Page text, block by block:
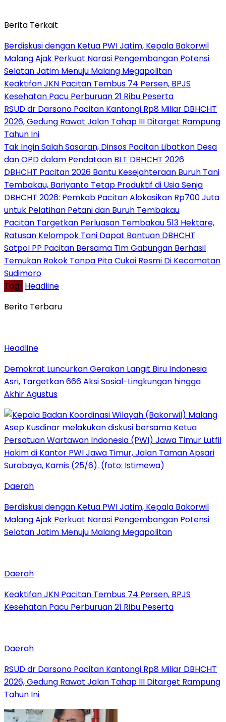
Berita Terkait
Berdiskusi dengan Ketua PWI Jatim, Kepala Bakorwil
Malang Ajak Perkuat Narasi Pengembangan Potensi
Selatan Jatim Menuju Malang Megapolitan
Keaktifan JKN Pacitan Tembus 74 Persen, BPJS
Kesehatan Pacu Perburuan 21 Ribu Peserta
RSUD dr Darsono Pacitan Kantongi Rp8 Miliar DBHCHT
2026, Gedung Rawat Jalan Tahap III Ditarget Rampung
Tahun Ini
Tak Ingin Salah Sasaran, Dinsos Pacitan Libatkan Desa
dan OPD dalam Pendataan BLT DBHCHT 2026
DBHCHT Pacitan 2026 Bantu Kesejahteraan Buruh Tani
Tembakau, Bariyanto Tetap Produktif di Usia Senja
DBHCHT 2026: Pemkab Pacitan Alokasikan Rp700 Juta
untuk Pelatihan Petani dan Buruh Tembakau
Pacitan Targetkan Perluasan Tembakau 513 Hektare,
Ratusan Kelompok Tani Dapat Bantuan DBHCHT
Satpol PP Pacitan Bersama Tim Gabungan Berhasil
Temukan Rokok Tanpa Pita Cukai Resmi Di Kecamatan
Sudimoro
Tag : Headline
Berita Terbaru
Headline
Demokrat Luncurkan Gerakan Langit Biru Indonesia
Asri, Targetkan 666 Aksi Sosial-Lingkungan hingga
Akhir Agustus
Daerah
Berdiskusi dengan Ketua PWI Jatim, Kepala Bakorwil
Malang Ajak Perkuat Narasi Pengembangan Potensi
Selatan Jatim Menuju Malang Megapolitan
Daerah
Keaktifan JKN Pacitan Tembus 74 Persen, BPJS
Kesehatan Pacu Perburuan 21 Ribu Peserta
Daerah
RSUD dr Darsono Pacitan Kantongi Rp8 Miliar DBHCHT
2026, Gedung Rawat Jalan Tahap III Ditarget Rampung
Tahun Ini